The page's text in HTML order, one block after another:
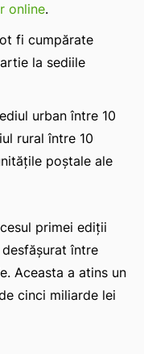
online.
fi cumpărate
la sediile
urban între 10
rural între 10
poștale ale
primei ediții
între
Aceasta a atins un
cinci miliarde lei